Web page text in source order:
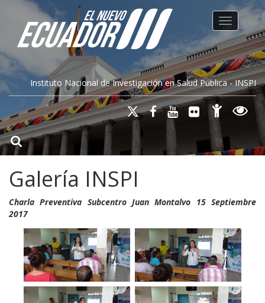
Instituto Nacional de Investigación en Salud Pública - INSPI
Toggle
Galería INSPI
Charla Preventiva Subcentro Juan Montalvo 15 Septiembre
2017